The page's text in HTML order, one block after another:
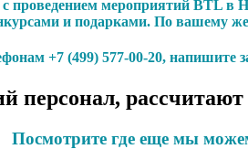
с проведением мероприятий
и подарками. По вашему
+7 (499) 577-00-20, напишите
персонал,
Посмотрите где еще мы